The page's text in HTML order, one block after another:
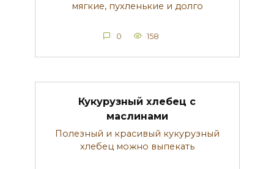
мягкие, пухленькие и долго
0 158
Кукурузный хлебец с
маслинами
Полезный и красивый кукурузный
хлебец можно выпекать